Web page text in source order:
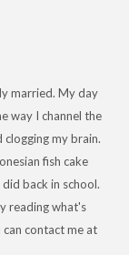
married. My day
way I channel the
my brain.
fish cake
back in school.
reading what's
contact me at